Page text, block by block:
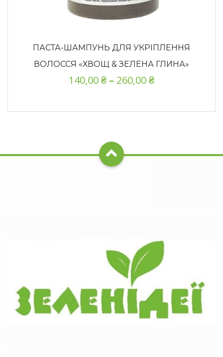
ПАСТА-ШАМПУНЬ ДЛЯ УКРІПЛЕННЯ
ВОЛОССЯ «ХВОЩ & ЗЕЛЕНА ГЛИНА»
140,00₴ – 260,00₴